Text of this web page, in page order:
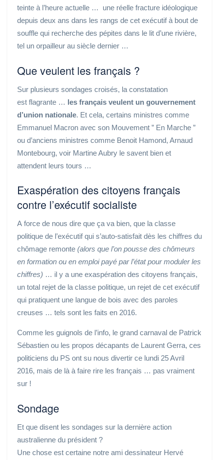
teinte à l’heure actuelle … une réelle fracture idéologique
depuis deux ans dans les rangs de cet exécutif à bout de
souffle qui recherche des pépites dans le lit d’une rivière,
tel un orpailleur au siècle dernier …
Que veulent les français ?
Sur plusieurs sondages croisés, la constatation
est flagrante … les français veulent un gouvernement
d’union nationale. Et cela, certains ministres comme
Emmanuel Macron avec son Mouvement ” En Marche ”
ou d’anciens ministres comme Benoit Hamond, Arnaud
Montebourg, voir Martine Aubry le savent bien et
attendent leurs tours …
Exaspération des citoyens français
contre l’exécutif socialiste
A force de nous dire que ça va bien, que la classe
politique de l’exécutif qui s’auto-satisfait dès les chiffres du
chômage remonte (alors que l’on pousse des chômeurs
en formation ou en emploi payé par l’état pour moduler les
chiffres) … il y a une exaspération des citoyens français,
un total rejet de la classe politique, un rejet de cet exécutif
qui pratiquent une langue de bois avec des paroles
creuses … tels sont les faits en 2016.
Comme les guignols de l’info, le grand carnaval de Patrick
Sébastien ou les propos décapants de Laurent Gerra, ces
politiciens du PS ont su nous divertir ce lundi 25 Avril
2016, mais de là à faire rire les français … pas vraiment
sur !
Sondage
Et que disent les sondages sur la dernière action
australienne du président ?
Une chose est certaine notre ami dessinateur Hervé